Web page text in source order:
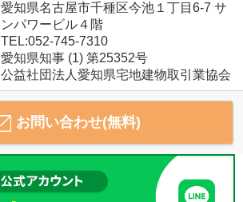
愛知県名古屋市千種区今池１丁目6-7 サ
ンパワービル４階
TEL:052-745-7310
愛知県知事 (1) 第25352号
公益社団法人愛知県宅地建物取引業協会
お問い合わせ(無料)